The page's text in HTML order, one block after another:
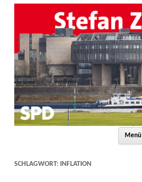
Menü
SCHLAGWORT: INFLATION